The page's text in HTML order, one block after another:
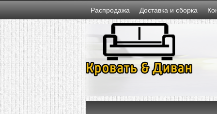
Распродажа Доставка и сборка